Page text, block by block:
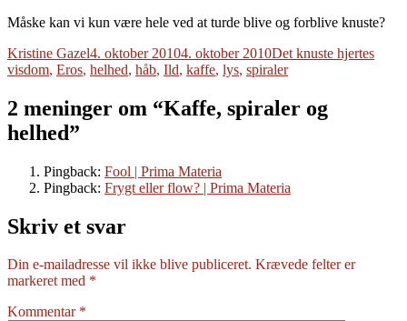
Måske kan vi kun være hele ved at turde blive og forblive knuste?
Forfatter
Kristine GazelUdgivet
4. oktober 20104. oktober 2010Tags
Det knuste hjertes
visdom, Eros, helhed, håb, Ild, kaffe, lys, spiraler
2 meninger om “Kaffe, spiraler og
helhed”
Pingback: Fool | Prima Materia
Pingback: Frygt eller flow? | Prima Materia
Skriv et svar
Din e-mailadresse vil ikke blive publiceret. Krævede felter er
markeret med *
Kommentar *